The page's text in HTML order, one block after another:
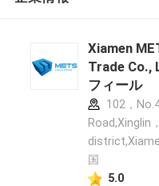
Xiamen
Trade Co.,
フィール
102，
Road,Xinglin
国
5.0